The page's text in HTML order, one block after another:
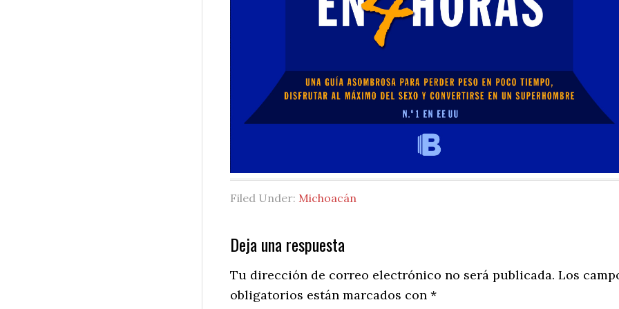
Filed Under: Michoacán
Reader
Interactions
Deja una respuesta
Tu dirección de correo electrónico no será publicada. Los
obligatorios están marcados con *